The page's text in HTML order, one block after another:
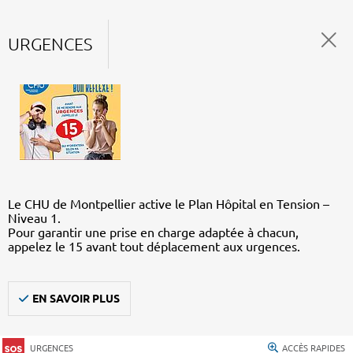
URGENCES
Le CHU de Montpellier active le Plan Hôpital en Tension –
Niveau 1.
Pour garantir une prise en charge adaptée à chacun,
appelez le 15 avant tout déplacement aux urgences.
EN SAVOIR PLUS
URGENCES ACCÈS RAPIDES